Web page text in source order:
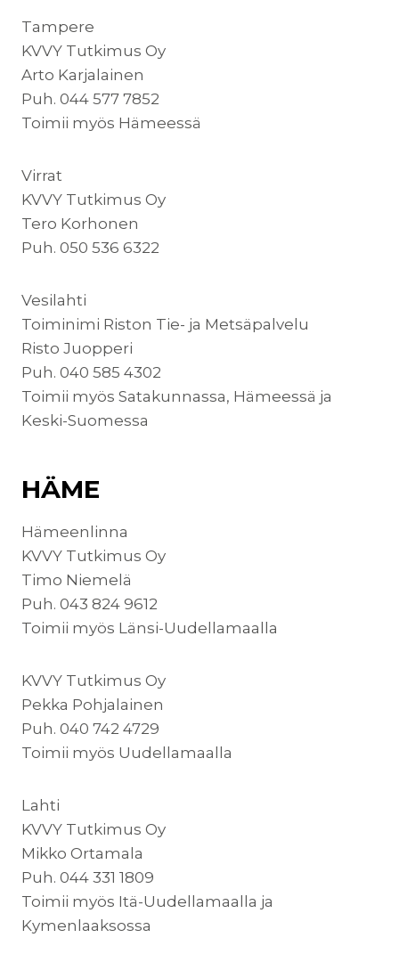
Tampere
KVVY Tutkimus Oy
Arto Karjalainen
Puh. 044 577 7852
Toimii myös Hämeessä
Virrat
KVVY Tutkimus Oy
Tero Korhonen
Puh. 050 536 6322
Vesilahti
Toiminimi Riston Tie- ja Metsäpalvelu
Risto Juopperi
Puh. 040 585 4302
Toimii myös Satakunnassa, Hämeessä ja
Keski-Suomessa
HÄME
Hämeenlinna
KVVY Tutkimus Oy
Timo Niemelä
Puh. 043 824 9612
Toimii myös Länsi-Uudellamaalla
KVVY Tutkimus Oy
Pekka Pohjalainen
Puh. 040 742 4729
Toimii myös Uudellamaalla
Lahti
KVVY Tutkimus Oy
Mikko Ortamala
Puh. 044 331 1809
Toimii myös Itä-Uudellamaalla ja
Kymenlaaksossa